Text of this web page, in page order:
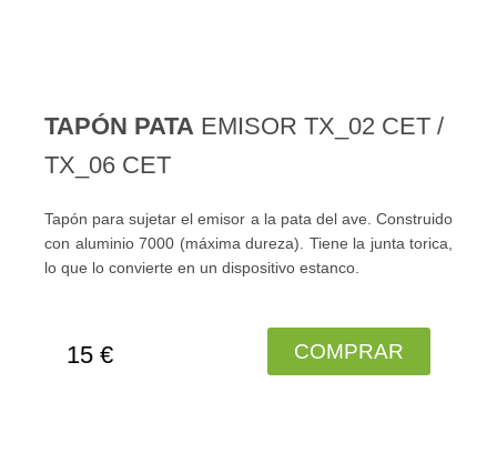
TAPÓN PATA EMISOR TX_02 CET /
TX_06 CET
Tapón para sujetar el emisor a la pata del ave. Construido
con aluminio 7000 (máxima dureza). Tiene la junta torica,
lo que lo convierte en un dispositivo estanco.
15 € COMPRAR